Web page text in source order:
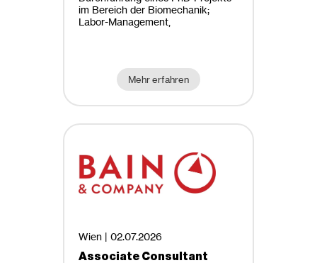
im Bereich der Biomechanik;
Labor-Management,
Mehr erfahren
Wien | 02.07.2026
Associate Consultant